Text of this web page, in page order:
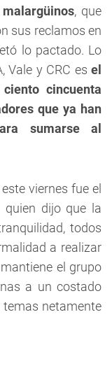
, que
sus reclamos en
lo pactado. Lo
Vale y CRC es el
cincuenta
que ya han
sumarse al
viernes fue el
dijo que la
todos
a realizar
el grupo
a un costado
netamente